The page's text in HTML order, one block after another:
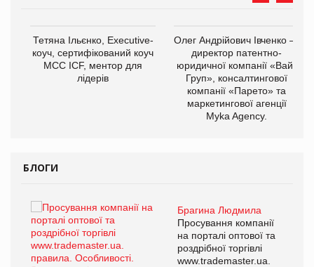
Тетяна Ільєнко, Executive-
коуч, сертифікований коуч
МСС ICF, ментор для
лідерів
Олег Андрійович Івченко —
директор патентно-
юридичної компанії «Вайз
Груп», консалтингової
компанії «Парето» та
маркетингової агенції
Myka Agency.
БЛОГИ
Брагина Людмила
Просування компанії
на порталі оптової та
роздрібної торгівлі
www.trademaster.ua.